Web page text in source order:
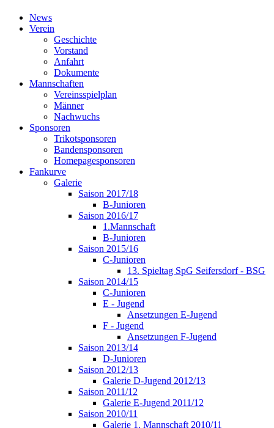
News
Verein
Geschichte
Vorstand
Anfahrt
Dokumente
Mannschaften
Vereinsspielplan
Männer
Nachwuchs
Sponsoren
Trikotsponsoren
Bandensponsoren
Homepagesponsoren
Fankurve
Galerie
Saison 2017/18
B-Junioren
Saison 2016/17
1.Mannschaft
B-Junioren
Saison 2015/16
C-Junioren
13. Spieltag SpG Seifersdorf - BSG
Saison 2014/15
C-Junioren
E - Jugend
Ansetzungen E-Jugend
F - Jugend
Ansetzungen F-Jugend
Saison 2013/14
D-Junioren
Saison 2012/13
Galerie D-Jugend 2012/13
Saison 2011/12
Galerie E-Jugend 2011/12
Saison 2010/11
Galerie 1. Mannschaft 2010/11